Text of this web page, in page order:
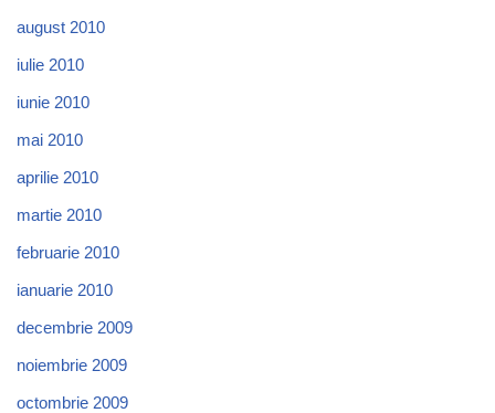
august 2010
iulie 2010
iunie 2010
mai 2010
aprilie 2010
martie 2010
februarie 2010
ianuarie 2010
decembrie 2009
noiembrie 2009
octombrie 2009